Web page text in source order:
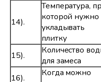
14).
Температура,
которой нужно
укладывать
плитку
15).
Количество
для замеса
16).
Когда можно